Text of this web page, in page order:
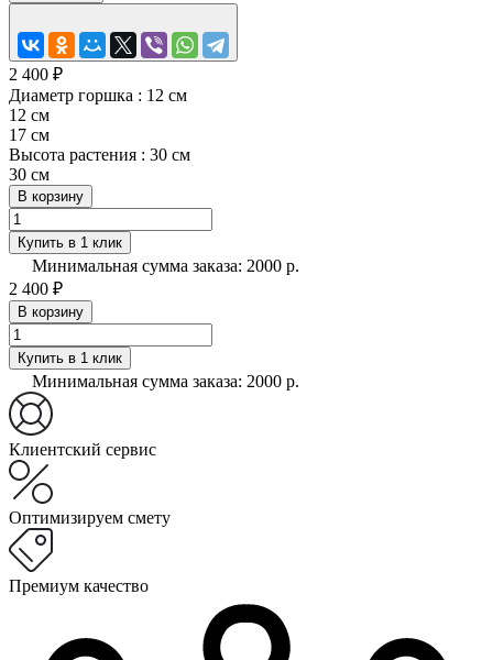
2 400 ₽
Диаметр горшка : 12 см
12 см
17 см
Высота растения : 30 см
30 см
В корзину
Купить в 1 клик
Минимальная сумма заказа: 2000 р.
2 400 ₽
В корзину
Купить в 1 клик
Минимальная сумма заказа: 2000 р.
Клиентский сервис
Оптимизируем смету
Премиум качество